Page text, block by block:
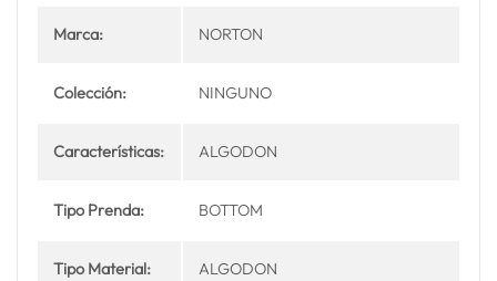
Marca: NORTON
Colección: NINGUNO
Características: ALGODON
Tipo Prenda: BOTTOM
Tipo Material: ALGODON